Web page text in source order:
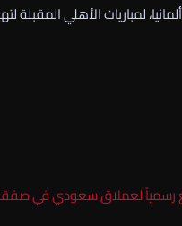
لمباريات الأهلي المقبلة
رسمياً لعملاق سعودي في